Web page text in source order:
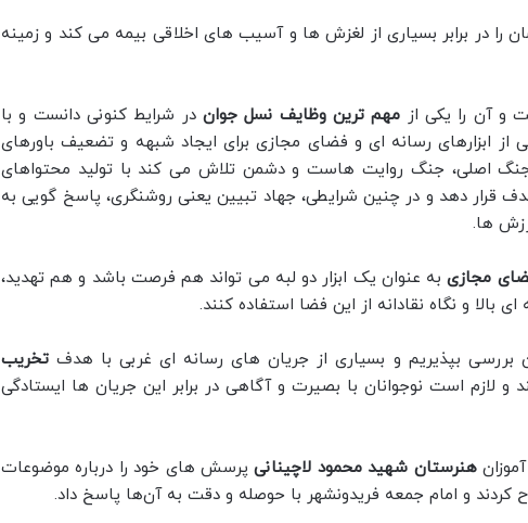
را در برابر بسیاری از لغزش ها و آسیب های اخلاقی بیمه می کند و زمینه
و آن را یکی از مهم ترین وظایف نسل جوان در شرایط کنونی دانست و با
از ابزارهای رسانه ای و فضای مجازی برای ایجاد شبهه و تضعیف باورهای
اصلی، جنگ روایت هاست و دشمن تلاش می کند با تولید محتواهای
قرار دهد و در چنین شرایطی، جهاد تبیین یعنی روشنگری، پاسخ گویی به
ها.
مجازیبه عنوان یک ابزار دو لبه می تواند هم فرصت باشد و هم تهدید،
بالا و نگاه نقادانه از این فضا استفاده کنند.
بررسی بپذیریم و بسیاری از جریان های رسانه ای غربی با هدفتخریب
و لازم است نوجوانان با بصیرت و آگاهی در برابر این جریان ها ایستادگی
هنرستان شهید محمود لاچینانیپرسش های خود را درباره موضوعات
کردند و امام جمعه فریدونشهر با حوصله و دقت به آن‌ها پاسخ داد.